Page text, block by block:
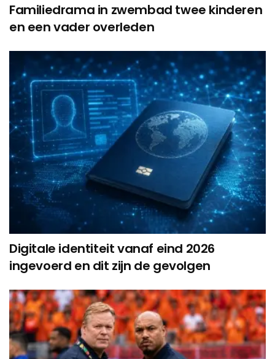
Familiedrama in zwembad twee kinderen
en een vader overleden
Digitale identiteit vanaf eind 2026
ingevoerd en dit zijn de gevolgen